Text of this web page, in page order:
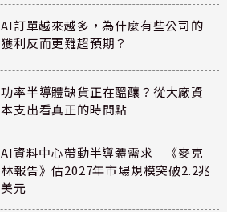
AI訂單越來越多，為什麼有些公司的
獲利反而更難超預期？
功率半導體缺貨正在醞釀？從大廠資
本支出看真正的時間點
AI資料中心帶動半導體需求 《麥克
林報告》估2027年市場規模突破2.2兆
美元